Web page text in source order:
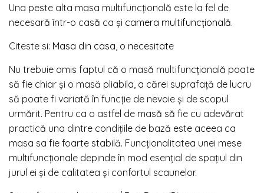
Una peste alta masa multifuncțională este la fel de
necesară într-o casă ca și camera multifuncțională.
Citeste si: Masa din casa, o necesitate
Nu trebuie omis faptul că o masă multifuncțională poate
să fie chiar și o masă pliabila, a cărei suprafață de lucru
să poate fi variată în funcție de nevoie și de scopul
urmărit. Pentru ca o astfel de masă să fie cu adevărat
practică una dintre condițiile de bază este aceea ca
masa sa fie foarte stabilă. Funcționalitatea unei mese
multifuncționale depinde în mod esențial de spațiul din
jurul ei și de calitatea și confortul scaunelor.